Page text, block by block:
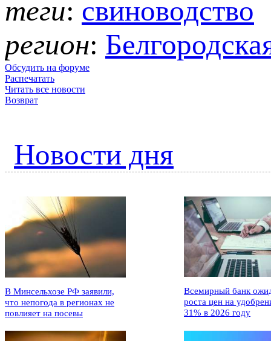
теги: свиноводство
регион:
Обсудить на форуме
Распечатать
Читать все новости
Возврат
Новости дня
В Минсельхозе РФ заявили,
что непогода в регионах не
повлияет на посевы
Всемирный банк
роста цен на
31% в 2026 году